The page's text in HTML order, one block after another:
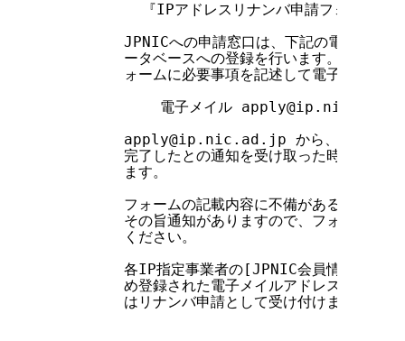
『IPアドレスリナンバ申請フォーム(IP
JPNICへの申請窓口は、下記の電子メイル
ータベースへの登録を行います。上記のIP
ォームに必要事項を記述して電子メイルに
            電子メイル apply@ip.nic.ad.jp
apply@ip.nic.ad.jp から、フォームが
完了したとの通知を受け取った時点で、IP
        ます。
フォームの記載内容に不備がある場合
その旨通知がありますので、フォームが受
        ください。
各IP指定事業者の[JPNIC会員情報](指
め登録された電子メイルアドレスから送
        はリナンバ申請として受け付けます。